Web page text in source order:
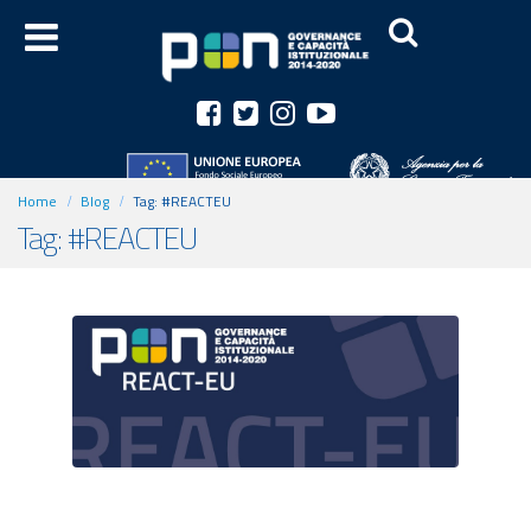
Home Blog Tag: #REACTEU
Tag: #REACTEU